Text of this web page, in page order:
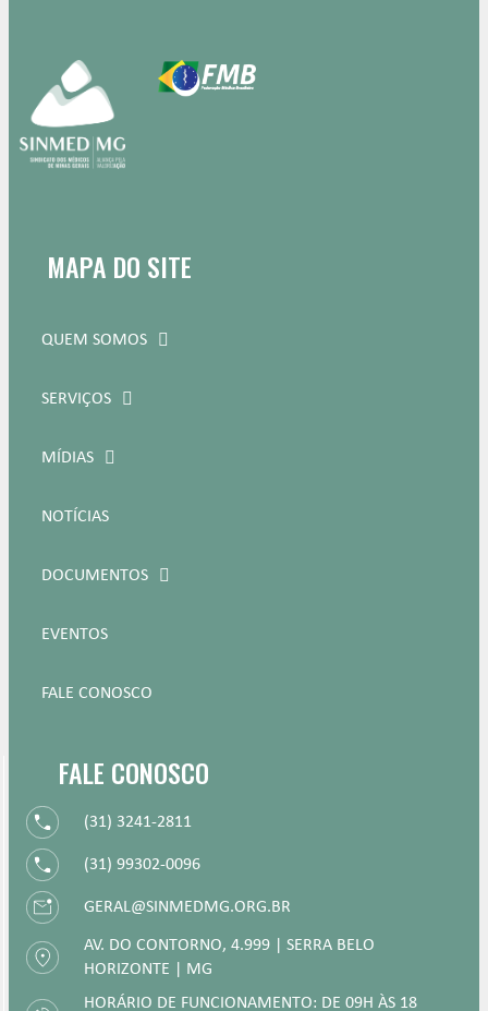
MAPA DO SITE
QUEM SOMOS
SERVIÇOS
MÍDIAS
NOTÍCIAS
DOCUMENTOS
EVENTOS
FALE CONOSCO
FALE CONOSCO
(31) 3241-2811
(31) 99302-0096
GERAL@SINMEDMG.ORG.BR
AV. DO CONTORNO, 4.999 | SERRA BELO
HORIZONTE | MG
HORÁRIO DE FUNCIONAMENTO: DE 09H ÀS 18